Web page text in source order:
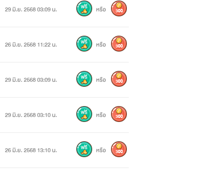
29 มิ.ย. 2568 03:09 น. หรือ 300
26 มิ.ย. 2568 11:22 น. หรือ 300
29 มิ.ย. 2568 03:09 น. หรือ 300
29 มิ.ย. 2568 03:10 น. หรือ 300
26 มิ.ย. 2568 13:10 น. หรือ 300